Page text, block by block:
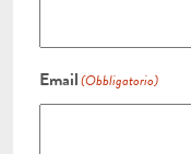
Email(Obbligatorio)